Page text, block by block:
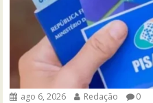
ago 6, 2026 Redação 0